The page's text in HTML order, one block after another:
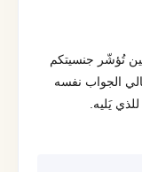
تُؤشّر جنسيتكم
الجواب نفسه
يَليه.